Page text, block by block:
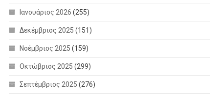
Ιανουάριος 2026 (255)
Δεκέμβριος 2025 (151)
Νοέμβριος 2025 (159)
Οκτώβριος 2025 (299)
Σεπτέμβριος 2025 (276)